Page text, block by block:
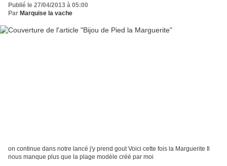
Publié le 27/04/2013 à 05:00
Par Marquise la vache
on continue dans notre lancé j'y prend gout Voici cette fois la Marguerite Il
nous manque plus que la plage modèle créé par moi